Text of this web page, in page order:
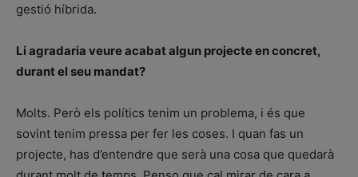
gestió híbrida.
Li agradaria veure acabat algun projecte en concret,
durant el seu mandat?
Molts. Però els polítics tenim un problema, i és que
sovint tenim pressa per fer les coses. I quan fas un
projecte, has d’entendre que serà una cosa que quedarà